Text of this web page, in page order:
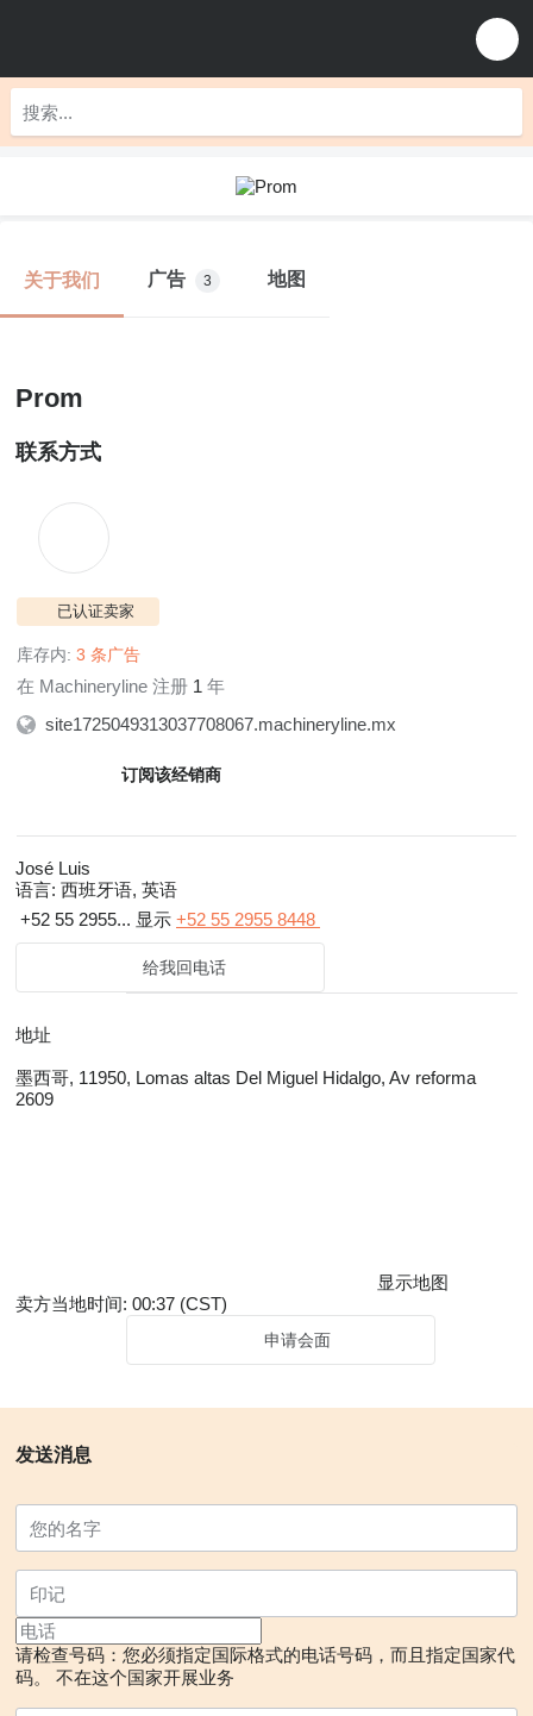
关于我们 广告 3 地图
Prom
联系方式
已认证卖家
库存内: 3 条广告
在 Machineryline 注册 1 年
site1725049313037708067.machineryline.mx
订阅该经销商
José Luis
语言: 西班牙语, 英语
+52 55 2955... 显示 +52 55 2955 8448
给我回电话
地址
墨西哥, 11950, Lomas altas Del Miguel Hidalgo, Av reforma
2609
显示地图
卖方当地时间: 00:37 (CST)
申请会面
发送消息
请检查号码：您必须指定国际格式的电话号码，而且指定国家代
码。
不在这个国家开展业务